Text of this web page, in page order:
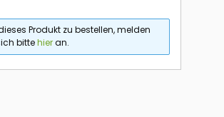
Produkt zu bestellen, melden
bittehieran.